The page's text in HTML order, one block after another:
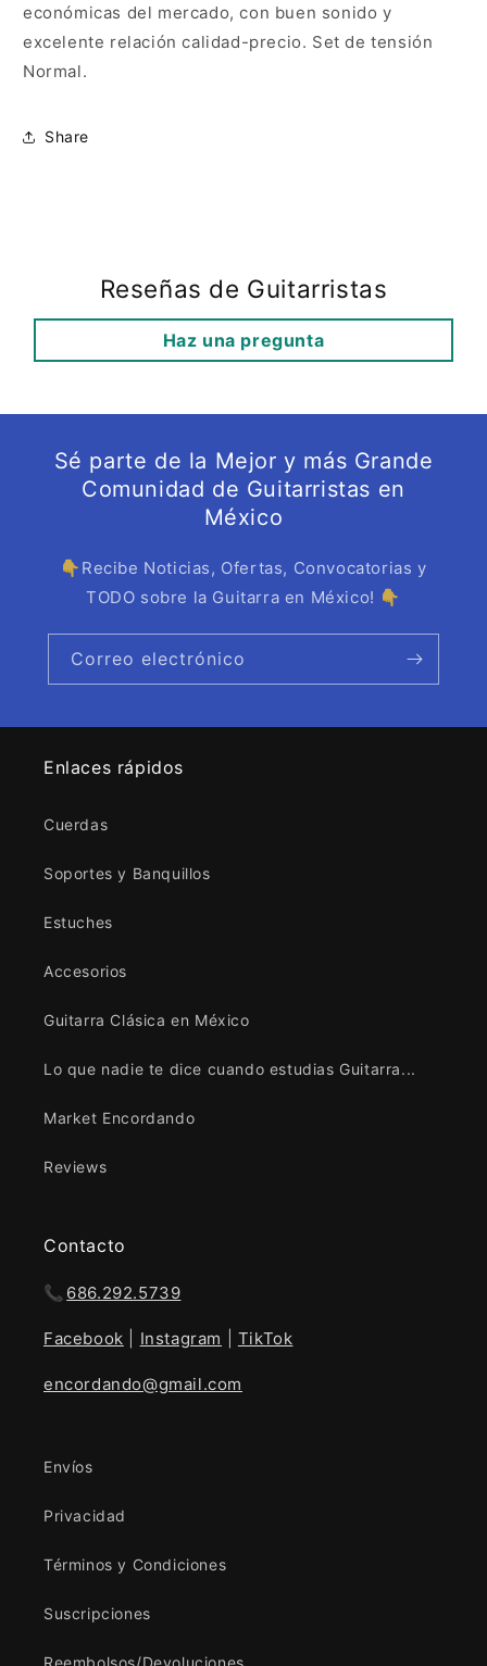
económicas del mercado, con buen sonido y
excelente relación calidad-precio. Set de tensión
Normal.
Share
Reseñas de Guitarristas
Haz una pregunta
Sé parte de la Mejor y más Grande
Comunidad de Guitarristas en
México
👇Recibe Noticias, Ofertas, Convocatorias y
TODO sobre la Guitarra en México! 👇
Correo electrónico
Enlaces rápidos
Cuerdas
Soportes y Banquillos
Estuches
Accesorios
Guitarra Clásica en México
Lo que nadie te dice cuando estudias Guitarra...
Market Encordando
Reviews
Contacto
📞 686.292.5739
Facebook Instagram TikTok
encordando@gmail.com
Envíos
Privacidad
Términos y Condiciones
Suscripciones
Reembolsos/Devoluciones